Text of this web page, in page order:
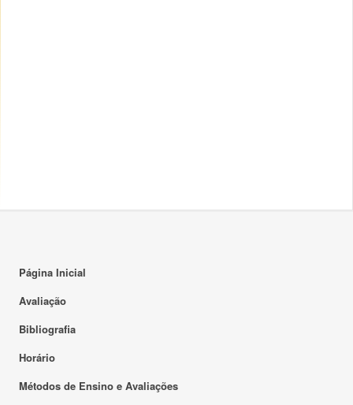
Página Inicial
Avaliação
Bibliografia
Horário
Métodos de Ensino e Avaliações